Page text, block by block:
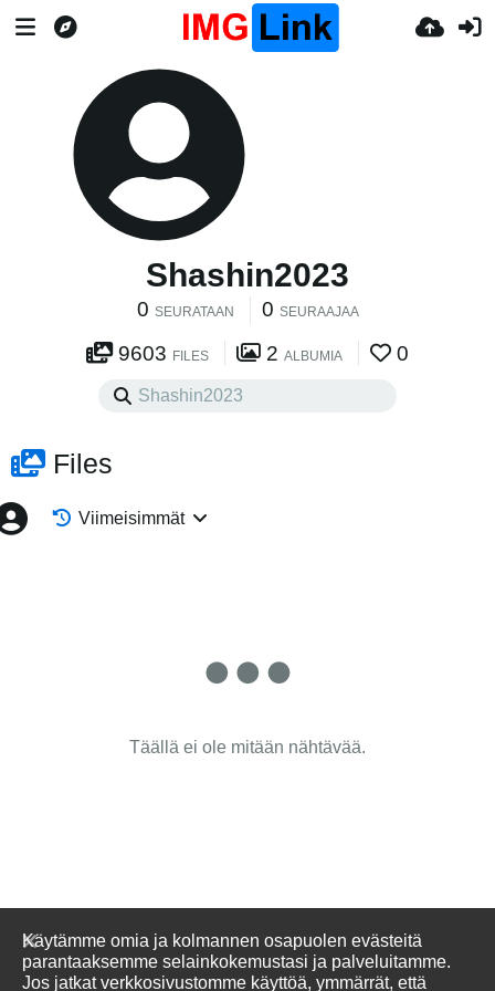
Shashin2023
0 SEURATAAN 0 SEURAAJAA
9603 FILES 2 ALBUMIA 0
Files
Viimeisimmät
Täällä ei ole mitään nähtävää.
Käytämme omia ja kolmannen osapuolen evästeitä
parantaaksemme selainkokemustasi ja palveluitamme.
Jos jatkat verkkosivustomme käyttöä, ymmärrät, että